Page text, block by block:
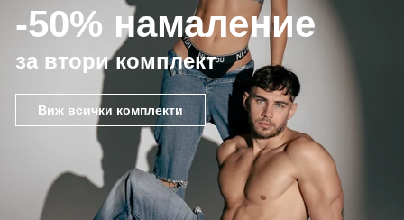
-50% намаление
за втори комплект
Виж всички комплекти